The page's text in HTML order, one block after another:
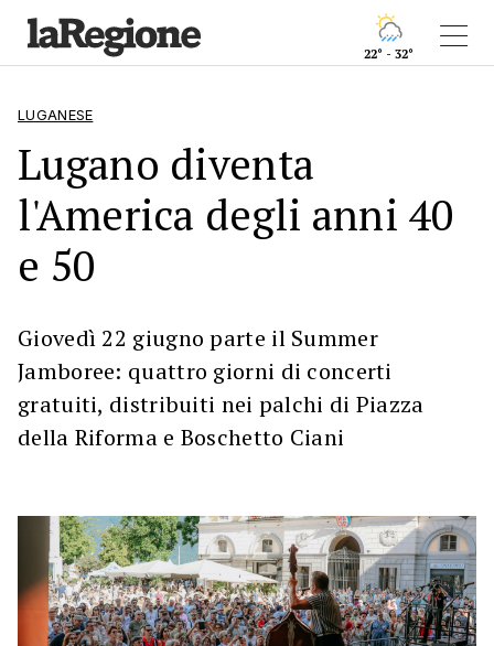
22° - 32°
LUGANESE
Lugano diventa
l'America degli anni 40
e 50
Giovedì 22 giugno parte il Summer
Jamboree: quattro giorni di concerti
gratuiti, distribuiti nei palchi di Piazza
della Riforma e Boschetto Ciani